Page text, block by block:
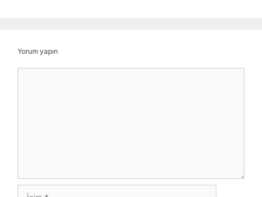
Yorum yapın
Yorum
İsim